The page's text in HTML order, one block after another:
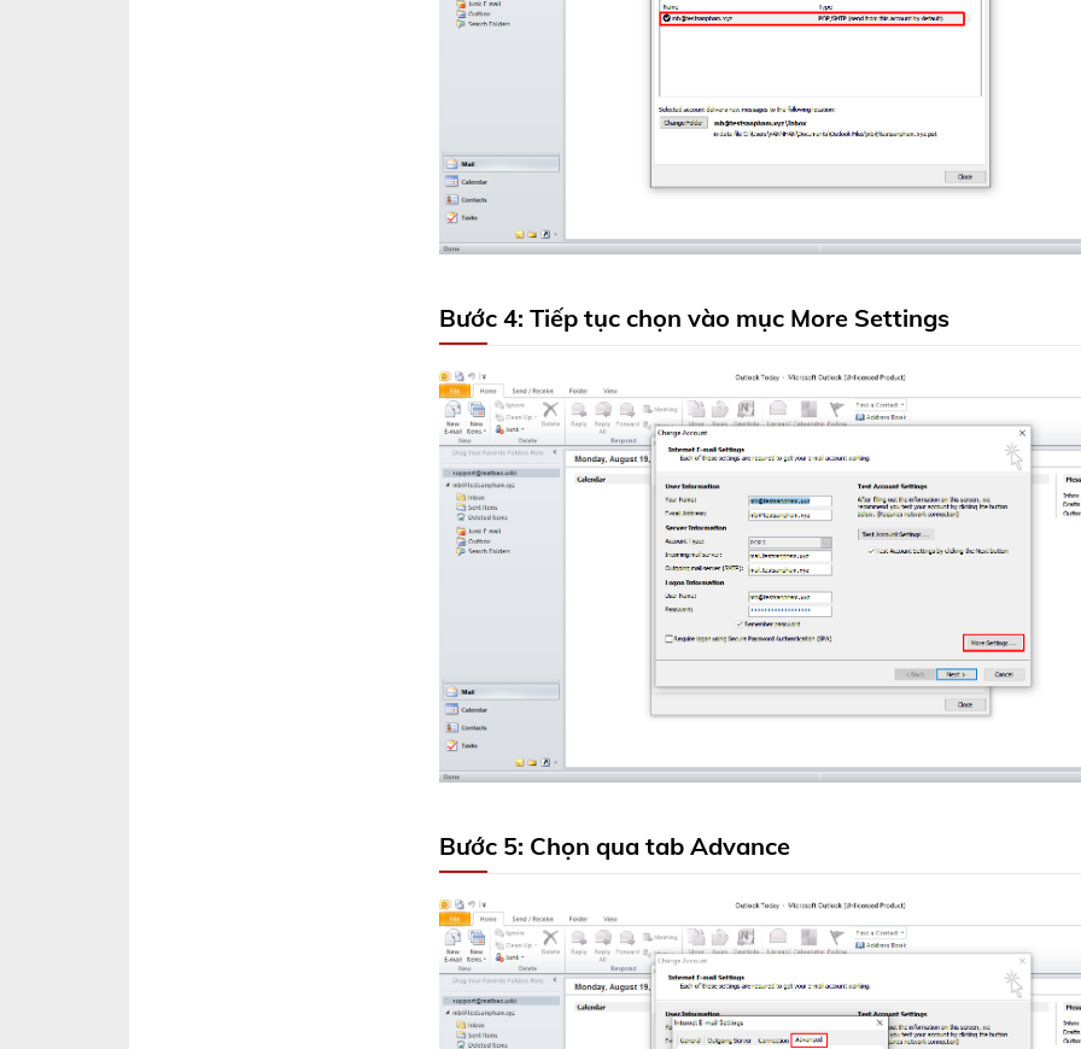
Bước 4: Tiếp tục chọn vào mục More Settings
Bước 5: Chọn qua tab Advance